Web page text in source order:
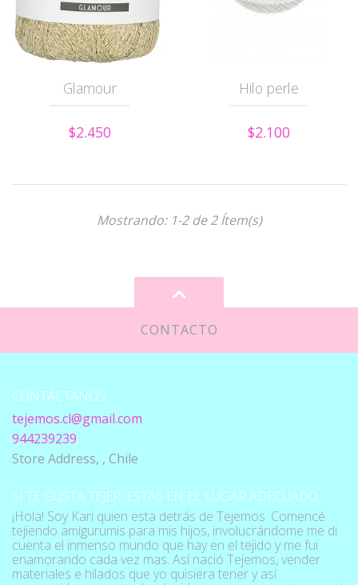
Glamour
$2.450
Hilo perle
$2.100
Mostrando: 1-2 de 2 Ítem(s)
CONTACTO
CONTÁCTANOS
tejemos.cl@gmail.com
944239239
Store Address, , Chile
SI TE GUSTA TEJER, ESTAS EN EL LUGAR ADECUADO
¡Hola! Soy Kari quien esta detrás de Tejemos. Comencé
tejiendo amigurumis para mis hijos, involucrándome me di
cuenta el inmenso mundo que hay en el tejido y me fui
enamorando cada vez mas. Así nació Tejemos, vender
materiales e hilados que yo quisiera tener y así